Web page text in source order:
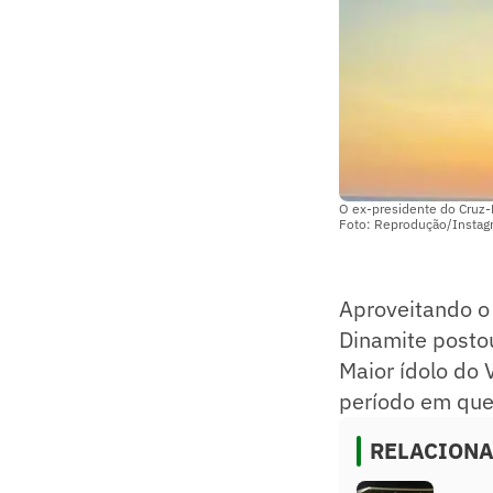
O ex-presidente do
Foto: Reprodução/
Aproveitando
Dinamite
Maior ídolo do
período em